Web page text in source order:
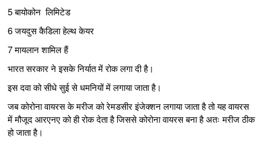
5 बायोकोन लिमिटेड
6 जयदुस कैडिला हेल्थ केयर
7 मायलान शामिल हैं
भारत सरकार ने इसके निर्यात में रोक लगा दी है।
इस दवा को सीधे सुई से धमनियों में लगाया जाता है।
जब कोरोना वायरस के मरीज को रेमडसीर इंजेक्शन लगाया जाता है तो यह वायरस
में मौजूद आरएनए को ही रोक देता है जिससे कोरोना वायरस बना है अतः मरीज ठीक
हो जाता है।